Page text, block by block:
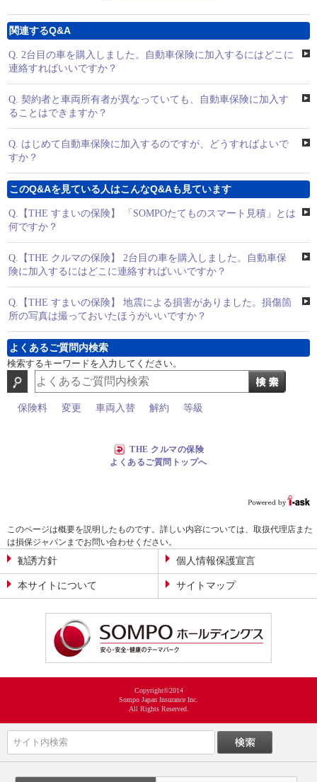
関連するQ&A
Q. 2台目の車を購入しました。自動車保険に加入するにはどこに
連絡すればいいですか？
Q. 契約者と車両所有者が異なっていても、自動車保険に加入す
ることはできますか？
Q. はじめて自動車保険に加入するのですが、どうすればよいで
すか？
このQ&Aを見ている人はこんなQ&Aも見ています
Q. 【THE すまいの保険】 「SOMPOたてものスマート見積」とは
何ですか？
Q. 【THE クルマの保険】 2台目の車を購入しました。自動車保
険に加入するにはどこに連絡すればいいですか？
Q. 【THE すまいの保険】 地震による損害がありました。損傷箇
所の写真は撮っておいたほうがいいですか？
よくあるご質問内検索
検索するキーワードを入力してください。
保険料 変更 車両入替 解約 等級
THE クルマの保険
よくあるご質問トップへ
このページは概要を説明したものです。詳しい内容については、取扱代理店また
は損保ジャパンまでお問い合わせください。
勧誘方針 個人情報保護宣言
本サイトについて サイトマップ
Copyright©2014
Sompo Japan Insurance Inc.
All Rights Reserved.